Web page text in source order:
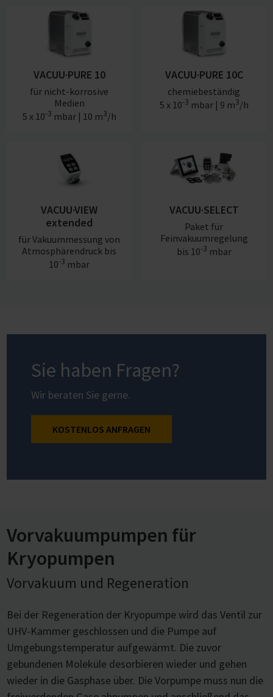
VACUU·PURE 10
für nicht-korrosive
Medien
5 x 10-3 mbar | 10 m3/h
VACUU·PURE 10C
chemiebeständig
5 x 10-3 mbar | 9 m3/h
VACUU·VIEW
extended
für Vakuummessung von
Atmosphärendruck bis
10-3 mbar
VACUU·SELECT
Paket für
Feinvakuumregelung
bis 10-3 mbar
Sie haben Fragen?
Wir beraten Sie gerne.
KOSTENLOS ANFRAGEN
Vorvakuumpumpen für
Kryopumpen
Vorvakuum und Regeneration
Bei der Regeneration der Kryopumpe wird das Ventil zur
UHV-Kammer geschlossen und die Pumpe auf
Umgebungstemperatur aufgewärmt. Die zuvor
gebundenen Moleküle desorbieren wieder und gehen
wieder in die Gasphase über. Die Vorpumpe muss nun die